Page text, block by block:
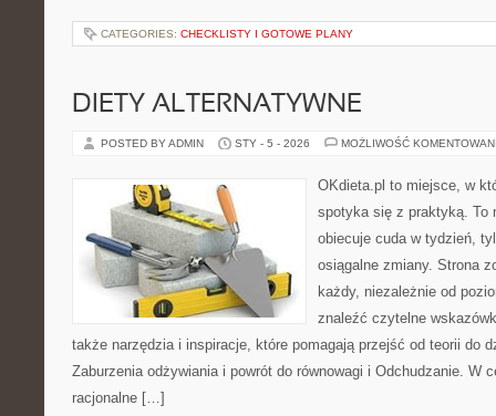
CATEGORIES: CHECKLISTY I GOTOWE PLANY
DIETY ALTERNATYWNE
POSTED BY ADMIN STY - 5 - 2026 MOŻLIWOŚĆ
OKdieta.pl to miejsce, w
spotyka się z praktyką. To
obiecuje cuda w tydzień,
osiągalne zmiany. Strona
każdy, niezależnie od
znaleźć czytelne
także narzędzia i inspiracje, które pomagają przejść od teorii do
Zaburzenia odżywiania i powrót do równowagi i Odchudzanie. W
racjonalne […]